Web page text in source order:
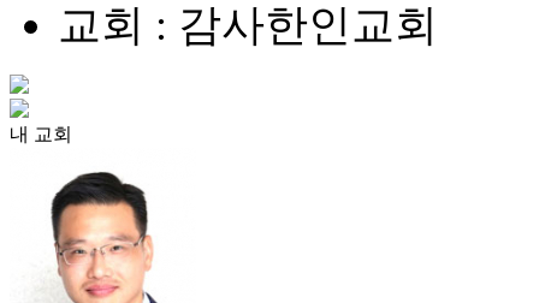
교회 : 감사한인교회
내 교회